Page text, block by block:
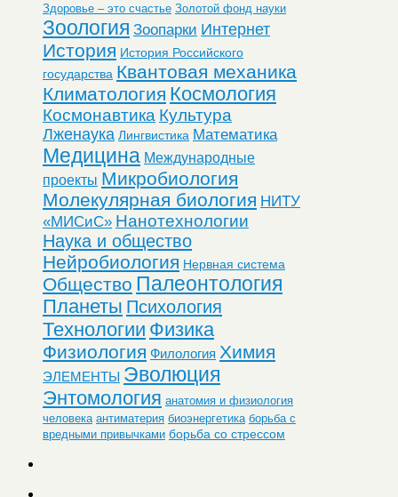
Здоровье – это счастье Золотой фонд науки
Зоология Зоопарки Интернет
История История Российского
государства Квантовая механика
Климатология Космология
Космонавтика Культура
Лженаука Лингвистика Математика
Медицина Международные
проекты Микробиология
Молекулярная биология НИТУ
«МИСиС» Нанотехнологии
Наука и общество
Нейробиология Нервная система
Общество Палеонтология
Планеты Психология
Технологии Физика
Физиология Филология Химия
ЭЛЕМЕНТЫ Эволюция
Энтомология анатомия и физиология
человека антиматерия биоэнергетика борьба с
вредными привычками борьба со стрессом